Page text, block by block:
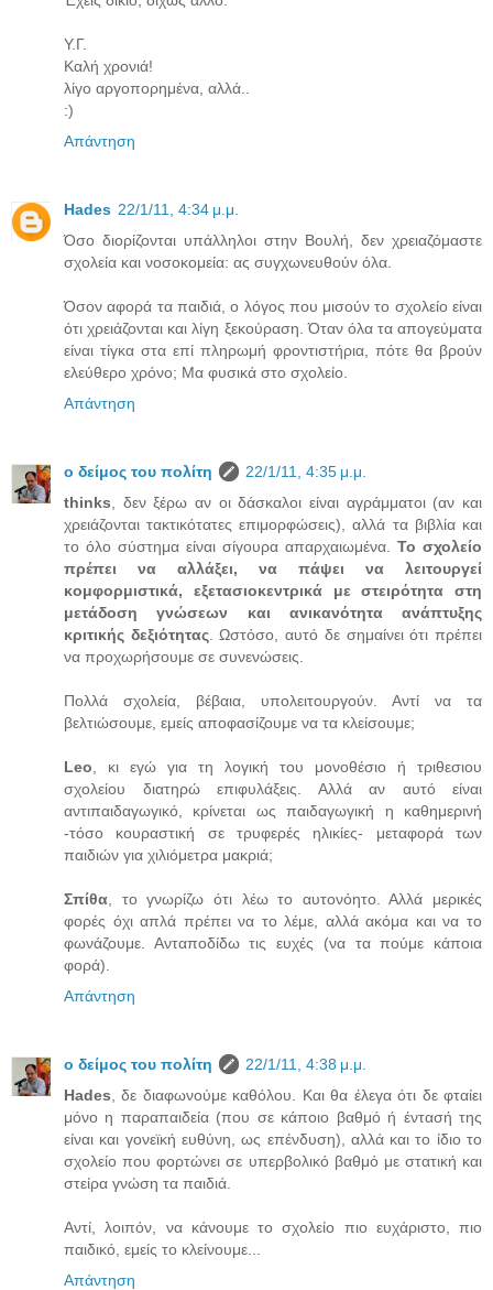
Υ.Γ.
Καλή χρονιά!
λίγο αργοπορημένα, αλλά..
:)
Απάντηση
Hades 22/1/11, 4:34 μ.μ.
Όσο διορίζονται υπάλληλοι στην Βουλή, δεν χρειαζόμαστε
σχολεία και νοσοκομεία: ας συγχωνευθούν όλα.
Όσον αφορά τα παιδιά, ο λόγος που μισούν το σχολείο είναι
ότι χρειάζονται και λίγη ξεκούραση. Όταν όλα τα απογεύματα
είναι τίγκα στα επί πληρωμή φροντιστήρια, πότε θα βρούν
ελεύθερο χρόνο; Μα φυσικά στο σχολείο.
Απάντηση
ο δείμος του πολίτη
22/1/11, 4:35 μ.μ.
thinks , δεν ξέρω αν οι δάσκαλοι είναι αγράμματοι (αν και
χρειάζονται τακτικότατες επιμορφώσεις), αλλά τα βιβλία και
το όλο σύστημα είναι σίγουρα απαρχαιωμένα. Το σχολείο
πρέπει να αλλάξει, να πάψει να λειτουργεί
κομφορμιστικά, εξετασιοκεντρικά με στειρότητα στη
μετάδοση γνώσεων και ανικανότητα ανάπτυξης
κριτικής δεξιότητας. Ωστόσο, αυτό δε σημαίνει ότι πρέπει
να προχωρήσουμε σε συνενώσεις.
Πολλά σχολεία, βέβαια, υπολειτουργούν. Αντί να τα
βελτιώσουμε, εμείς αποφασίζουμε να τα κλείσουμε;
Leo , κι εγώ για τη λογική του μονοθέσιο ή τριθεσιου
σχολείου διατηρώ επιφυλάξεις. Αλλά αν αυτό είναι
αντιπαιδαγωγικό, κρίνεται ως παιδαγωγική η καθημερινή
-τόσο κουραστική σε τρυφερές ηλικίες- μεταφορά των
παιδιών για χιλιόμετρα μακριά;
Σπίθα , το γνωρίζω ότι λέω το αυτονόητο. Αλλά μερικές
φορές όχι απλά πρέπει να το λέμε, αλλά ακόμα και να το
φωνάζουμε. Ανταποδίδω τις ευχές (να τα πούμε κάποια
φορά).
Απάντηση
ο δείμος του πολίτη
22/1/11, 4:38 μ.μ.
Hades , δε διαφωνούμε καθόλου. Και θα έλεγα ότι δε φταίει
μόνο η παραπαιδεία (που σε κάποιο βαθμό ή έντασή της
είναι και γονεϊκή ευθύνη, ως επένδυση), αλλά και το ίδιο το
σχολείο που φορτώνει σε υπερβολικό βαθμό με στατική και
στείρα γνώση τα παιδιά.
Αντί, λοιπόν, να κάνουμε το σχολείο πιο ευχάριστο, πιο
παιδικό, εμείς το κλείνουμε...
Απάντηση